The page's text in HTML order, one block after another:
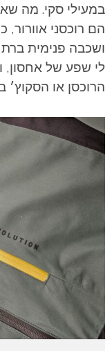
במעילי סקי. מה
הם רוכסני
ושכבה פנימית
לי שפע של אחסון,
הרוכסן או הסקוץ׳